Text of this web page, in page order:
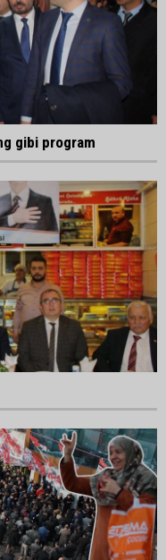
gibi program